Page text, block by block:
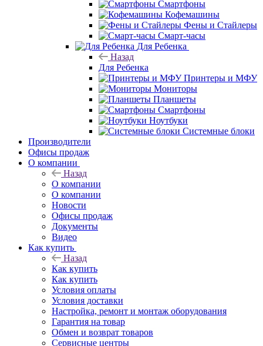
Смартфоны
Кофемашины
Фены и Стайлеры
Смарт-часы
Для Ребенка
Назад
Для Ребенка
Принтеры и МФУ
Мониторы
Планшеты
Смартфоны
Ноутбуки
Системные блоки
Производители
Офисы продаж
О компании
Назад
О компании
О компании
Новости
Офисы продаж
Документы
Видео
Как купить
Назад
Как купить
Как купить
Условия оплаты
Условия доставки
Настройка, ремонт и монтаж оборудования
Гарантия на товар
Обмен и возврат товаров
Сервисные центры